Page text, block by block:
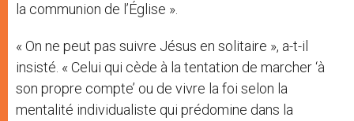
la communion de l’Église ».
« On ne peut pas suivre Jésus en solitaire », a-t-il
insisté. « Celui qui cède à la tentation de marcher ‘à
son propre compte’ ou de vivre la foi selon la
mentalité individualiste qui prédomine dans la